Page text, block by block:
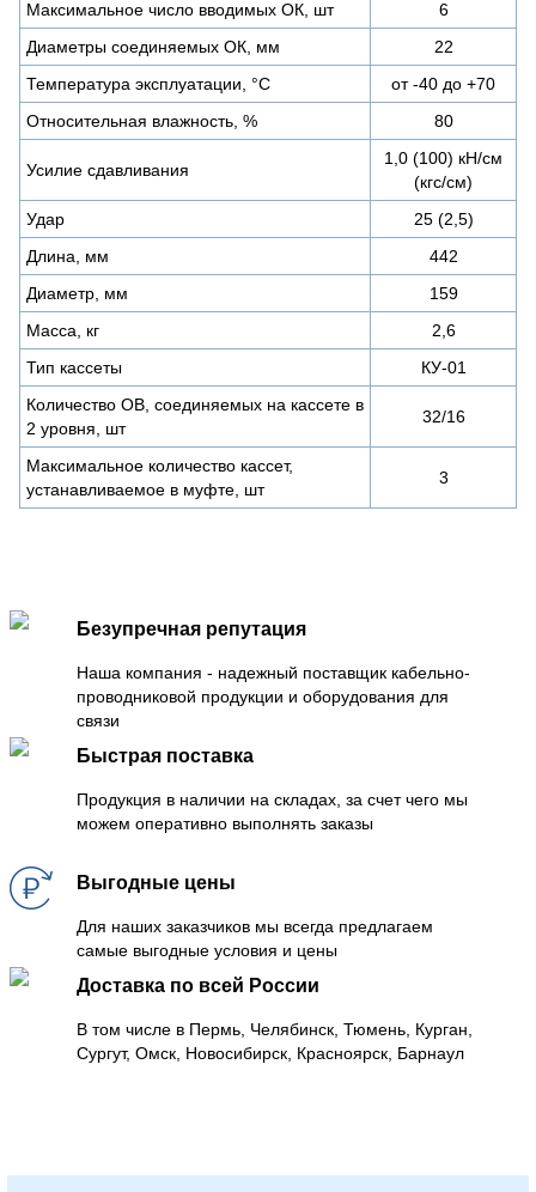
Максимальное число вводимых ОК, шт
6
Диаметры соединяемых ОК, мм
22
Температура эксплуатации, °С
от -40 до +70
Относительная влажность, %
80
Усилие сдавливания
1,0 (100) кН/см
(кгс/см)
Удар
25 (2,5)
Длина, мм
442
Диаметр, мм
159
Масса, кг
2,6
Тип кассеты
КУ-01
Количество ОВ, соединяемых на кассете в
2 уровня, шт
32/16
Максимальное количество кассет,
устанавливаемое в муфте, шт
3
Безупречная репутация
Наша компания - надежный поставщик кабельно-
проводниковой продукции и оборудования для
связи
Быстрая поставка
Продукция в наличии на складах, за счет чего мы
можем оперативно выполнять заказы
Выгодные цены
Для наших заказчиков мы всегда предлагаем
самые выгодные условия и цены
Доставка по всей России
В том числе в Пермь, Челябинск, Тюмень, Курган,
Сургут, Омск, Новосибирск, Красноярск, Барнаул